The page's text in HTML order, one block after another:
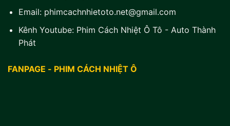
Email: phimcachnhietoto.net@gmail.com
Kênh Youtube: Phim Cách Nhiệt Ô Tô - Auto Thành
Phát
FANPAGE - PHIM CÁCH NHIỆT Ô